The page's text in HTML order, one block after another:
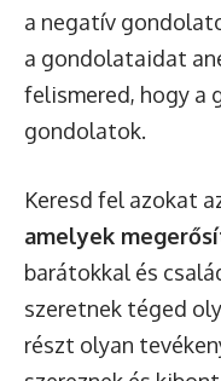
a negatív
a gondolataidat
felismered, hogy a
gondolatok.
Keresd fel azokat
amelyek
barátokkal és
szeretnek téged
részt olyan